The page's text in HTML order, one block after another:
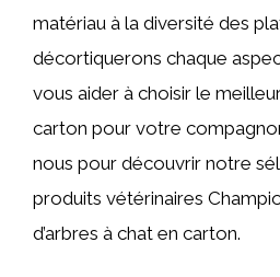
matériau à la diversité des
décortiquerons chaque
vous aider à choisir le
carton pour votre
nous pour découvrir notre
produits vétérinaires
d’arbres à chat en carton.